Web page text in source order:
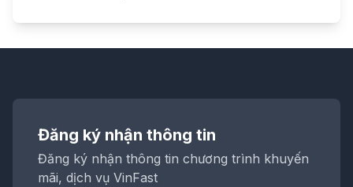
Đăng ký nhận thông tin
Đăng ký nhận thông tin chương trình khuyến
mãi, dịch vụ VinFast